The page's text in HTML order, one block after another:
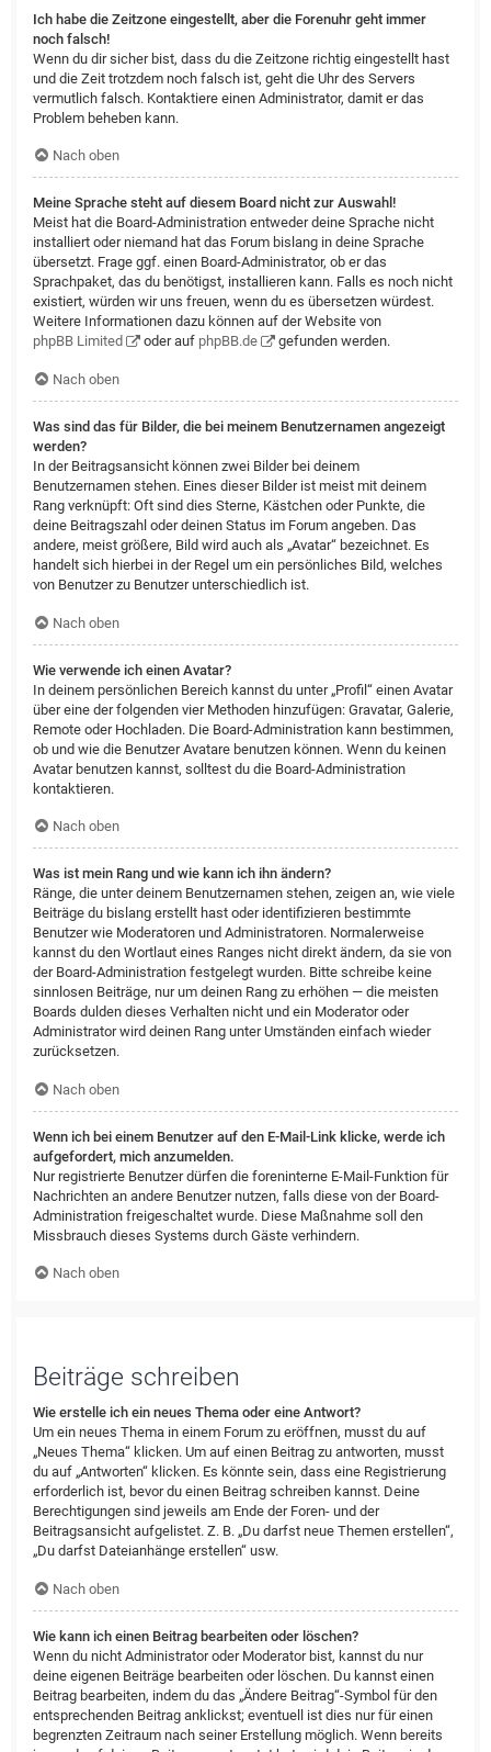
Ich habe die Zeitzone eingestellt, aber die Forenuhr geht immer
noch falsch!
Wenn du dir sicher bist, dass du die Zeitzone richtig eingestellt hast
und die Zeit trotzdem noch falsch ist, geht die Uhr des Servers
vermutlich falsch. Kontaktiere einen Administrator, damit er das
Problem beheben kann.
Nach oben
Meine Sprache steht auf diesem Board nicht zur Auswahl!
Meist hat die Board-Administration entweder deine Sprache nicht
installiert oder niemand hat das Forum bislang in deine Sprache
übersetzt. Frage ggf. einen Board-Administrator, ob er das
Sprachpaket, das du benötigst, installieren kann. Falls es noch nicht
existiert, würden wir uns freuen, wenn du es übersetzen würdest.
Weitere Informationen dazu können auf der Website von
phpBB Limited
oder auf phpBB.de gefunden werden.
Nach oben
Was sind das für Bilder, die bei meinem Benutzernamen angezeigt
werden?
In der Beitragsansicht können zwei Bilder bei deinem
Benutzernamen stehen. Eines dieser Bilder ist meist mit deinem
Rang verknüpft: Oft sind dies Sterne, Kästchen oder Punkte, die
deine Beitragszahl oder deinen Status im Forum angeben. Das
andere, meist größere, Bild wird auch als „Avatar“ bezeichnet. Es
handelt sich hierbei in der Regel um ein persönliches Bild, welches
von Benutzer zu Benutzer unterschiedlich ist.
Nach oben
Wie verwende ich einen Avatar?
In deinem persönlichen Bereich kannst du unter „Profil“ einen Avatar
über eine der folgenden vier Methoden hinzufügen: Gravatar, Galerie,
Remote oder Hochladen. Die Board-Administration kann bestimmen,
ob und wie die Benutzer Avatare benutzen können. Wenn du keinen
Avatar benutzen kannst, solltest du die Board-Administration
kontaktieren.
Nach oben
Was ist mein Rang und wie kann ich ihn ändern?
Ränge, die unter deinem Benutzernamen stehen, zeigen an, wie viele
Beiträge du bislang erstellt hast oder identifizieren bestimmte
Benutzer wie Moderatoren und Administratoren. Normalerweise
kannst du den Wortlaut eines Ranges nicht direkt ändern, da sie von
der Board-Administration festgelegt wurden. Bitte schreibe keine
sinnlosen Beiträge, nur um deinen Rang zu erhöhen — die meisten
Boards dulden dieses Verhalten nicht und ein Moderator oder
Administrator wird deinen Rang unter Umständen einfach wieder
zurücksetzen.
Nach oben
Wenn ich bei einem Benutzer auf den E-Mail-Link klicke, werde ich
aufgefordert, mich anzumelden.
Nur registrierte Benutzer dürfen die foreninterne E-Mail-Funktion für
Nachrichten an andere Benutzer nutzen, falls diese von der Board-
Administration freigeschaltet wurde. Diese Maßnahme soll den
Missbrauch dieses Systems durch Gäste verhindern.
Nach oben
Beiträge schreiben
Wie erstelle ich ein neues Thema oder eine Antwort?
Um ein neues Thema in einem Forum zu eröffnen, musst du auf
„Neues Thema“ klicken. Um auf einen Beitrag zu antworten, musst
du auf „Antworten“ klicken. Es könnte sein, dass eine Registrierung
erforderlich ist, bevor du einen Beitrag schreiben kannst. Deine
Berechtigungen sind jeweils am Ende der Foren- und der
Beitragsansicht aufgelistet. Z. B. „Du darfst neue Themen erstellen“,
„Du darfst Dateianhänge erstellen“ usw.
Nach oben
Wie kann ich einen Beitrag bearbeiten oder löschen?
Wenn du nicht Administrator oder Moderator bist, kannst du nur
deine eigenen Beiträge bearbeiten oder löschen. Du kannst einen
Beitrag bearbeiten, indem du das „Ändere Beitrag“-Symbol für den
entsprechenden Beitrag anklickst; eventuell ist dies nur für einen
begrenzten Zeitraum nach seiner Erstellung möglich. Wenn bereits